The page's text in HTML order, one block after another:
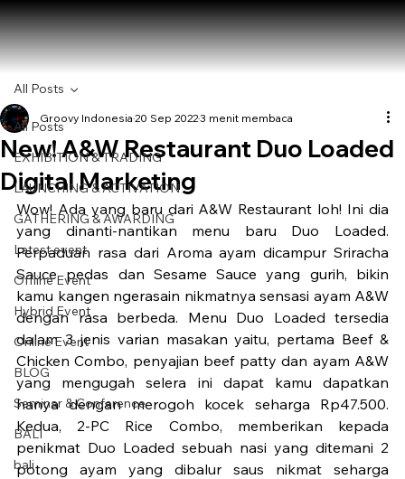
All Posts
EXHIBITION & TRADING
LAUNCHING & ACTIVATION
GATHERING & AWARDING
Latest event
Offline Event
Hybrid Event
Online Event
BLOG
Seminar & Conference
BALI
bali
All Posts
New! A&W Restaurant Duo Loaded
Digital Marketing
Groovy Indonesia 20 Sep 20223 menit membaca
Wow! Ada yang baru dari A&W Restaurant loh! Ini dia
yang dinanti-nantikan menu baru Duo Loaded.
Perpaduan rasa dari Aroma ayam dicampur Sriracha
Sauce pedas dan Sesame Sauce yang gurih, bikin
kamu kangen ngerasain nikmatnya sensasi ayam A&W
dengan rasa berbeda. Menu Duo Loaded tersedia
dalam 3 jenis varian masakan yaitu, pertama Beef &
Chicken Combo, penyajian beef patty dan ayam A&W
yang mengugah selera ini dapat kamu dapatkan
hanya dengan merogoh kocek seharga Rp47.500.
Kedua, 2-PC Rice Combo, memberikan kepada
penikmat Duo Loaded sebuah nasi yang ditemani 2
potong ayam yang dibalur saus nikmat seharga